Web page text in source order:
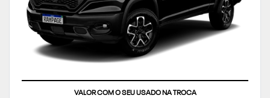
VALOR COM O SEU USADO NA TROCA